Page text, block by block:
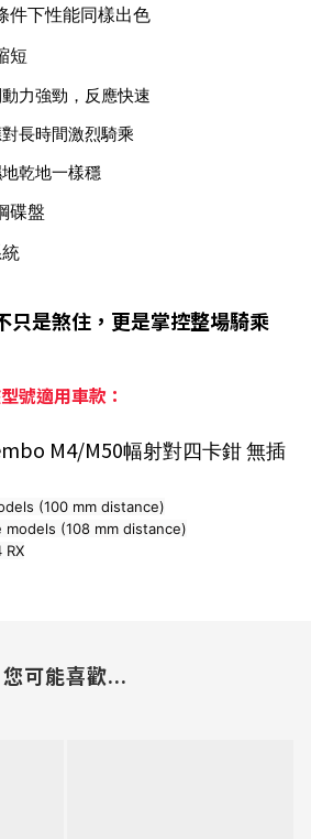
件下性能同樣出色
短
力強勁，反應快速
長時間激烈騎乘
乾地一樣穩
碟盤
只是煞住，更是掌控整場騎乘
號適用車款：
M4/M50幅射對四卡鉗 無插
(100 mm distance)
(108 mm distance)
RX
您可能喜歡...